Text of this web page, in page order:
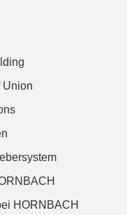
Union
HORNBACH